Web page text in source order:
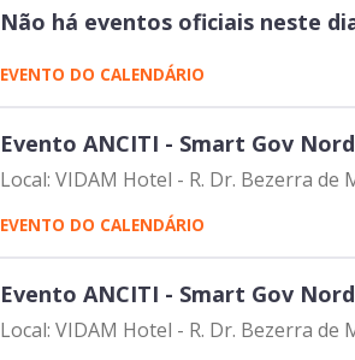
Não há eventos oficiais neste
EVENTO DO CALENDÁRIO
Evento ANCITI - Smart Gov
Local: VIDAM Hotel - R. Dr. Bezerra de
EVENTO DO CALENDÁRIO
Evento ANCITI - Smart Gov
Local: VIDAM Hotel - R. Dr. Bezerra de